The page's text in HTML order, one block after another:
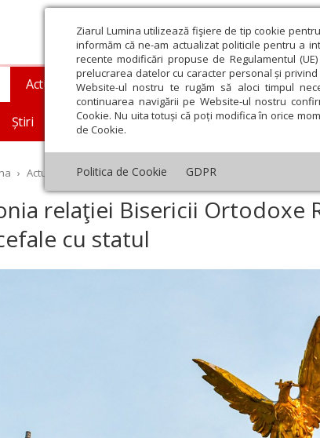
Ziarul Lumina utilizează fişiere de tip cookie
informăm că ne-am actualizat politicile pentru a
recente modificări propuse de Regulamentul
prelucrarea datelor cu caracter personal și
Website-ul nostru te rugăm să aloci timpul
continuarea navigării pe Website-ul nostru
Cookie. Nu uita totuși că poți modifica în orice
de Cookie.
Politica de Cookie GDPR
Actualitate religioasă
Știri Mesaje și cuvântări An omagial
Teologie și spiritualitate
› Actualitate religioasă › An omagial › Simfonia relaţiei
relaţiei Bisericii Ortodoxe
cu statul